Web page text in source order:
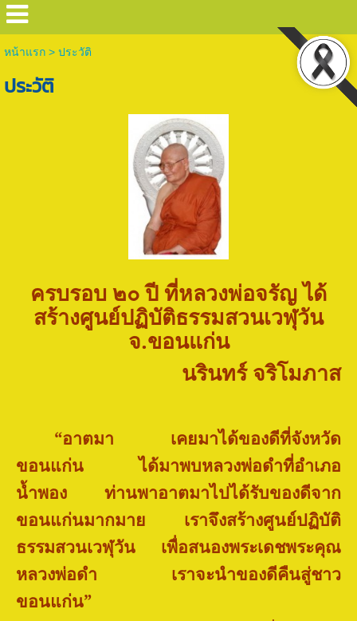
หน้าแรก > ประวัติ
ประวัติ
ครบรอบ ๒๐ ปี ที่หลวงพ่อจรัญ ได้
สร้างศูนย์ปฏิบัติธรรมสวนเวฬุวัน
จ.ขอนแก่น
นรินทร์ จริโมภาส
“อาตมา เคยมาได้ของดีที่จังหวัด
ขอนแก่น
ได้มาพบหลวงพ่อดำที่อำเภอ
น้ำพอง
ท่านพาอาตมาไปได้รับของดีจาก
ขอนแก่นมากมาย
เราจึงสร้างศูนย์ปฏิบัติ
ธรรมสวนเวฬุวัน เพื่อสนองพระเดชพระคุณ
หลวงพ่อดำ
เราจะนำของดีคืนสู่ชาว
ขอนแก่น”